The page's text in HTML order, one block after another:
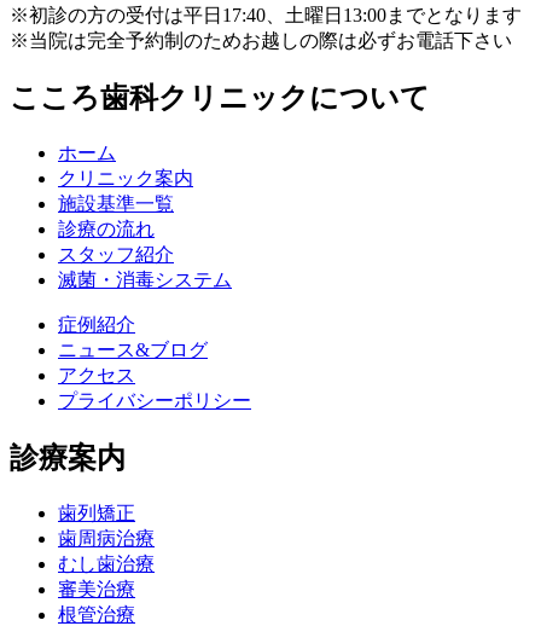
※初診の方の受付は平日17:40、土曜日13:00までとなります
※当院は完全予約制のためお越しの際は必ずお電話下さい
こころ歯科クリニックについて
ホーム
クリニック案内
施設基準一覧
診療の流れ
スタッフ紹介
滅菌・消毒システム
症例紹介
ニュース&ブログ
アクセス
プライバシーポリシー
診療案内
歯列矯正
歯周病治療
むし歯治療
審美治療
根管治療